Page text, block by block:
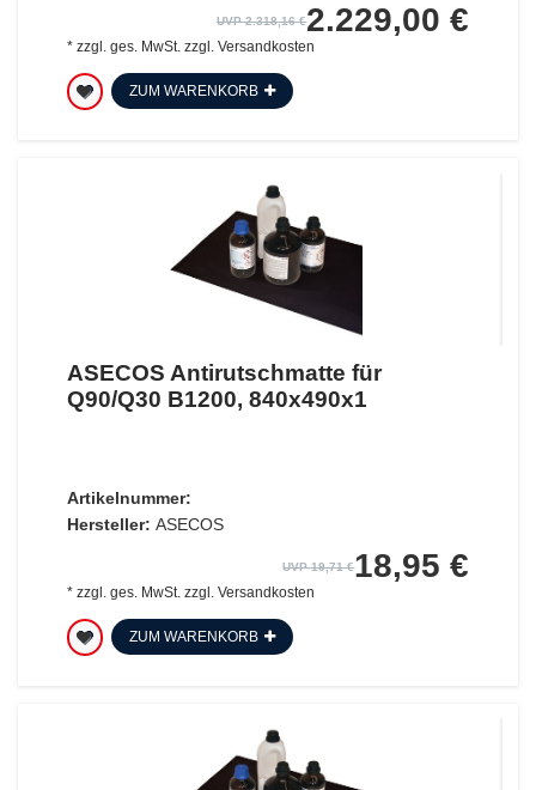
UVP 2.318,16 €2.229,00 €
* zzgl. ges. MwSt.zzgl. Versandkosten
ZUM WARENKORB
ASECOS Antirutschmatte für
Q90/Q30 B1200, 840x490x1
Artikelnummer:
Hersteller: ASECOS
UVP 19,71 €18,95 €
* zzgl. ges. MwSt. zzgl. Versandkosten
ZUM WARENKORB